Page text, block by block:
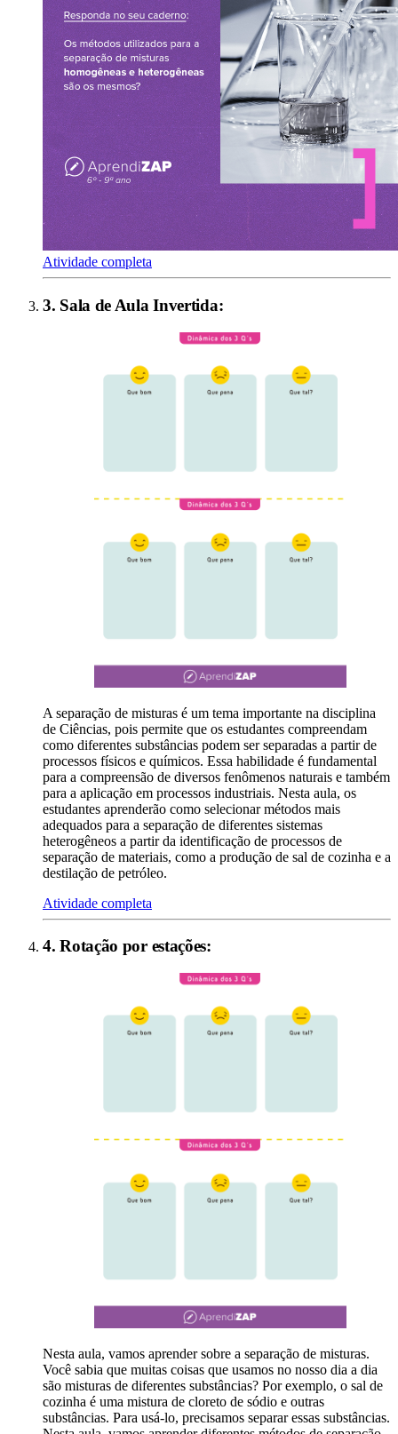
Atividade completa
3. Sala de Aula Invertida:
A separação de misturas é um tema importante na disciplina
de Ciências, pois permite que os estudantes compreendam
como diferentes substâncias podem ser separadas a partir de
processos físicos e químicos. Essa habilidade é fundamental
para a compreensão de diversos fenômenos naturais e também
para a aplicação em processos industriais. Nesta aula, os
estudantes aprenderão como selecionar métodos mais
adequados para a separação de diferentes sistemas
heterogêneos a partir da identificação de processos de
separação de materiais, como a produção de sal de cozinha e a
destilação de petróleo.
Atividade completa
4.Rotação por estações:
Nesta aula, vamos aprender sobre a separação de misturas.
Você sabia que muitas coisas que usamos no nosso dia a dia
são misturas de diferentes substâncias? Por exemplo, o sal de
cozinha é uma mistura de cloreto de sódio e outras
substâncias. Para usá-lo, precisamos separar essas substâncias.